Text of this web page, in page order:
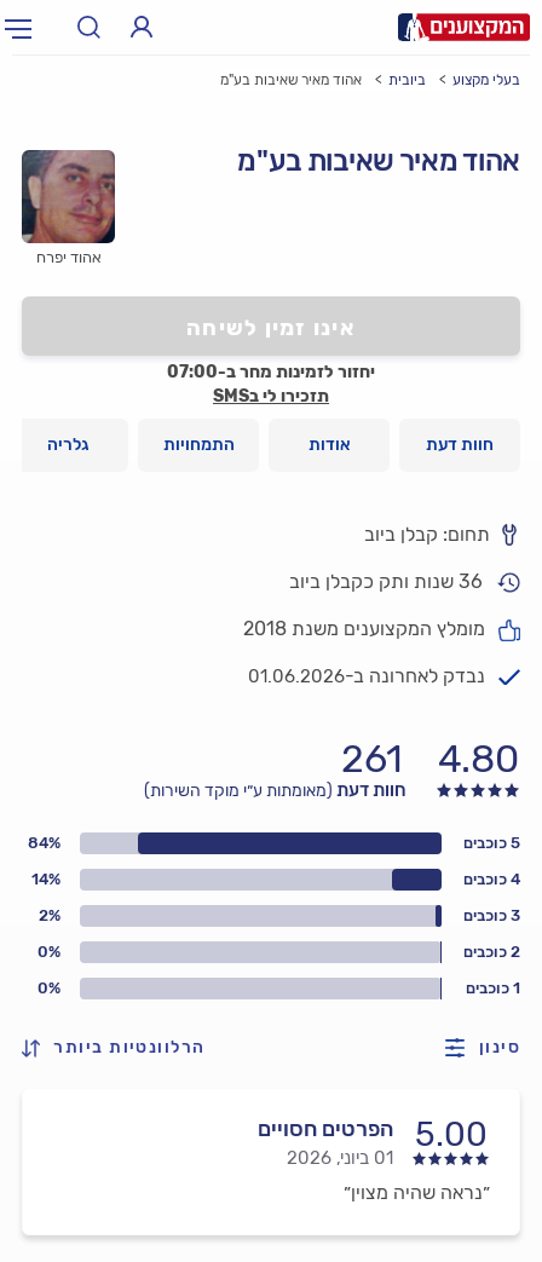
בעלי מקצוע ביובית אהוד מאיר שאיבות בע"מ
אהוד יפרח
אהוד מאיר שאיבות בע"מ
אינו זמין לשיחה
יחזור לזמינות מחר ב-07:00
תזכירו לי בSMS
חוות דעת אודות התמחויות גלריה
תחום: קבלן ביוב
36 שנות ותק כקבלן ביוב
מומלץ המקצוענים משנת 2018
נבדק לאחרונה ב-01.06.2026
4.80
261
חוות דעת (מאומתות ע״י מוקד השירות)
1 כוכבים 0%
2 כוכבים 0%
3 כוכבים 2%
4 כוכבים 14%
5 כוכבים 84%
סינון הרלוונטיות ביותר
5.00 הפרטים חסויים
01 ביוני, 2026
״נראה שהיה מצוין״